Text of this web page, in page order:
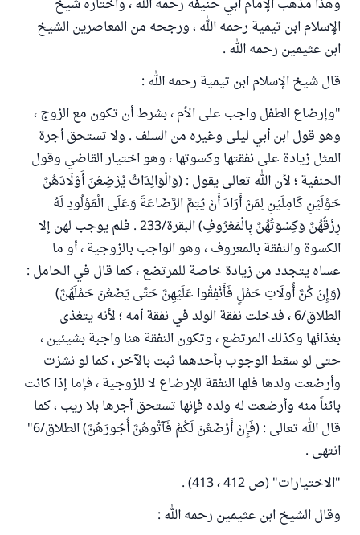
وهذا مذهب الإمام أبي حنيفة رحمه الله ، واختاره شيخ
الإسلام ابن تيمية رحمه الله ، ورجحه من المعاصرين الشيخ
ابن عثيمين رحمه الله .
قال شيخ الإسلام ابن تيمية رحمه الله :
"وإرضاع الطفل واجب على الأم ، بشرط أن تكون مع الزوج ،
وهو قول ابن أبي ليلى وغيره من السلف . ولا تستحق أجرة
المثل زيادة على نفقتها وكسوتها ، وهو اختيار القاضي وقول
الحنفية ؛ لأن الله تعالى يقول : (وَالْوَالِدَاتُ يُرْضِعْنَ أَوْلَادَهُنَّ
حَوْلَيْنِ كَامِلَيْنِ لِمَنْ أَرَادَ أَنْ يُتِمَّ الرَّضَاعَةَ وَعَلَى الْمَوْلُودِ لَهُ
رِزْقُهُنَّ وَكِسْوَتُهُنَّ بِالْمَعْرُوفِ) البقرة/233 . فلم يوجب لهن إلا
الكسوة والنفقة بالمعروف ، وهو الواجب بالزوجية ، أو ما
عساه يتجدد من زيادة خاصة للمرتضع ، كما قال في الحامل :
(وَإِنْ كُنَّ أُولَاتِ حَمْلٍ فَأَنْفِقُوا عَلَيْهِنَّ حَتَّى يَضَعْنَ حَمْلَهُنَّ)
الطلاق/6 ، فدخلت نفقة الولد في نفقة أمه ؛ لأنه يتغذى
بغذائها وكذلك المرتضع ، وتكون النفقة هنا واجبة بشيئين ،
حتى لو سقط الوجوب بأحدهما ثبت بالآخر ، كما لو نشزت
وأرضعت ولدها فلها النفقة للإرضاع لا للزوجية ، فإما إذا كانت
بائناً منه وأرضعت له ولده فإنها تستحق أجرها بلا ريب ، كما
قال الله تعالى : (فَإِنْ أَرْضَعْنَ لَكُمْ فَآتُوهُنَّ أُجُورَهُنَّ) الطلاق/6"
انتهى .
"الاختيارات" (ص 412 ، 413) .
وقال الشيخ ابن عثيمين رحمه الله :